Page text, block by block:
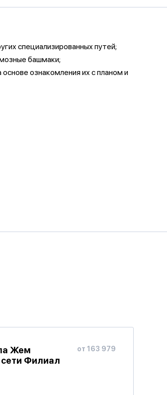
специализированных путей;
башмаки;
ознакомления их с планом и
Жем
сети Филиал
от 163 979